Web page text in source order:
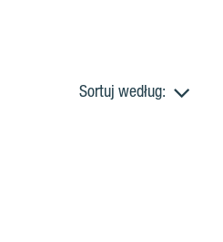
Sortuj według: